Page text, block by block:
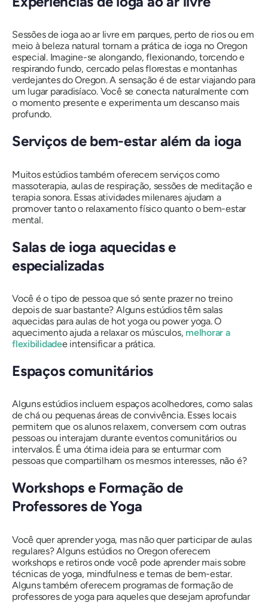
Sessões de ioga ao ar livre em parques, perto de rios ou em
meio à beleza natural tornam a prática de ioga no Oregon
especial. Imagine-se alongando, flexionando, torcendo e
respirando fundo, cercado pelas florestas e montanhas
verdejantes do Oregon. A sensação é de estar viajando para
um lugar paradisíaco. Você se conecta naturalmente com
o momento presente e experimenta um descanso mais
profundo.
Serviços de bem-estar além da ioga
Muitos estúdios também oferecem serviços como
massoterapia, aulas de respiração, sessões de meditação e
terapia sonora. Essas atividades milenares ajudam a
promover tanto o relaxamento físico quanto o bem-estar
mental.
Salas de ioga aquecidas e
especializadas
Você é o tipo de pessoa que só sente prazer no treino
depois de suar bastante? Alguns estúdios têm salas
aquecidas para aulas de hot yoga ou power yoga. O
aquecimento ajuda a relaxar os músculos, melhorar a
flexibilidadee intensificar a prática.
Espaços comunitários
Alguns estúdios incluem espaços acolhedores, como salas
de chá ou pequenas áreas de convivência. Esses locais
permitem que os alunos relaxem, conversem com outras
pessoas ou interajam durante eventos comunitários ou
intervalos. É uma ótima ideia para se enturmar com
pessoas que compartilham os mesmos interesses, não é?
Workshops e Formação de
Professores de Yoga
Você quer aprender yoga, mas não quer participar de aulas
regulares? Alguns estúdios no Oregon oferecem
workshops e retiros onde você pode aprender mais sobre
técnicas de yoga, mindfulness e temas de bem-estar.
Alguns também oferecem programas de formação de
professores de yoga para aqueles que desejam aprofundar